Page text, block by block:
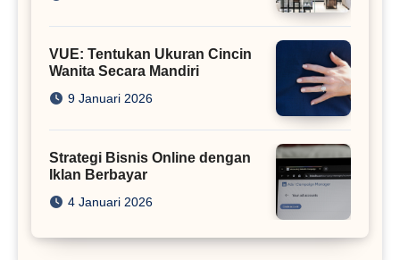
VUE: Tentukan Ukuran Cincin
Wanita Secara Mandiri
9 Januari 2026
Strategi Bisnis Online dengan
Iklan Berbayar
4 Januari 2026